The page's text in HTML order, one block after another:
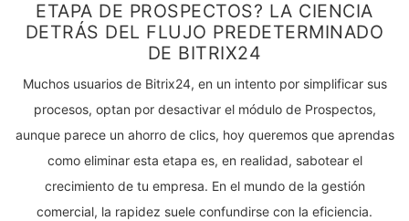
ETAPA DE PROSPECTOS? LA CIENCIA
DETRÁS DEL FLUJO PREDETERMINADO
DE BITRIX24
Muchos usuarios de Bitrix24, en un intento por simplificar sus
procesos, optan por desactivar el módulo de Prospectos,
aunque parece un ahorro de clics, hoy queremos que aprendas
como eliminar esta etapa es, en realidad, sabotear el
crecimiento de tu empresa. En el mundo de la gestión
comercial, la rapidez suele confundirse con la eficiencia.